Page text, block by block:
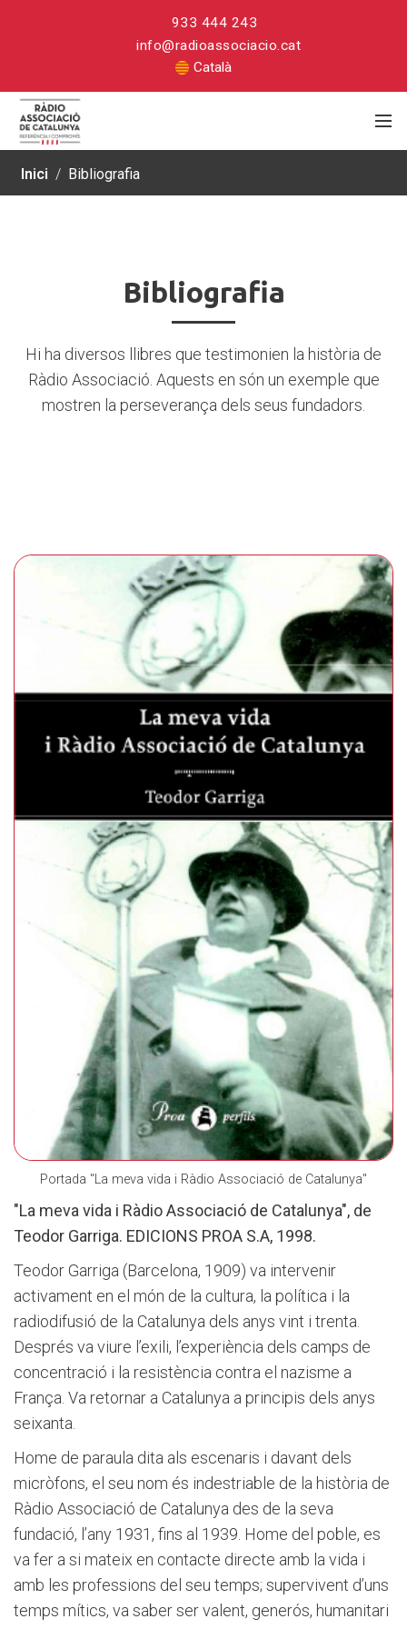
933 444 243
info@radioassociacio.cat
Català
Inici / Bibliografia
BibliografiaBibliografia
Hi ha diversos llibres que testimonien la història de
Ràdio Associació. Aquests en són un exemple que
mostren la perseverança dels seus fundadors.
Portada "La meva vida i Ràdio Associació de Catalunya"
"La meva vida i Ràdio Associació de Catalunya", de
Teodor Garriga. EDICIONS PROA S.A, 1998.
Teodor Garriga (Barcelona, 1909) va intervenir
activament en el món de la cultura, la política i la
radiodifusió de la Catalunya dels anys vint i trenta.
Després va viure l’exili, l’experiència dels camps de
concentració i la resistència contra el nazisme a
França. Va retornar a Catalunya a principis dels anys
seixanta.
Home de paraula dita als escenaris i davant dels
micròfons, el seu nom és indestriable de la història de
Ràdio Associació de Catalunya des de la seva
fundació, l’any 1931, fins al 1939. Home del poble, es
va fer a si mateix en contacte directe amb la vida i
amb les professions del seu temps; supervivent d’uns
temps mítics, va saber ser valent, generós, humanitari